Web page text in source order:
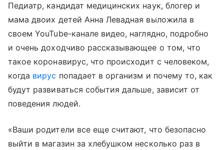
Педиатр, кандидат медицинских наук, блогер и
мама двоих детей Анна Левадная выложила в
своем YouTube-канале видео, наглядно, подробно
и очень доходчиво рассказывающее о том, что
такое коронавирус, что происходит с человеком,
когда вирус попадает в организм и почему то, как
будут развиваться события дальше, зависит от
поведения людей.
«Ваши родители все еще считают, что безопасно
выйти в магазин за хлебушком несколько раз в